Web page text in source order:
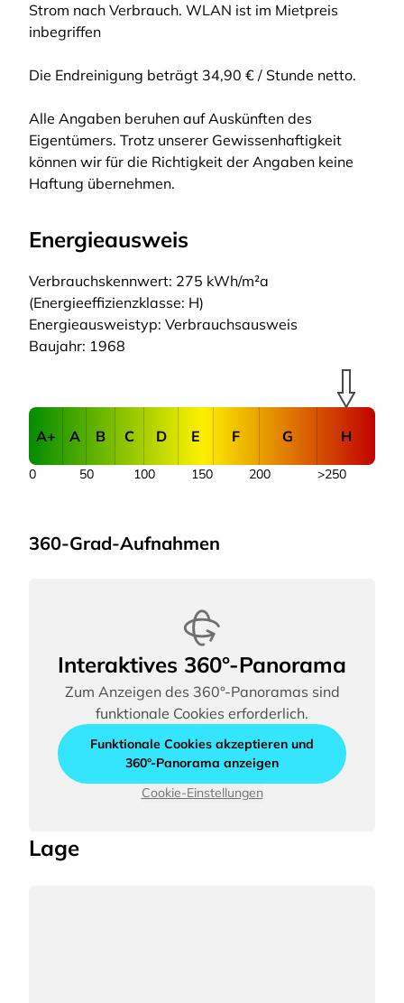
Strom nach Verbrauch. WLAN ist im Mietpreis
inbegriffen
Die Endreinigung beträgt 34,90 € / Stunde netto.
Alle Angaben beruhen auf Auskünften des
Eigentümers. Trotz unserer Gewissenhaftigkeit
können wir für die Richtigkeit der Angaben keine
Haftung übernehmen.
Energieausweis
Verbrauchskennwert: 275 kWh/m²a
(Energieeffizienzklasse: H)
Energieausweistyp: Verbrauchsausweis
Baujahr: 1968
A+ A B C D E F G H
50 100 150 200
0 >250
360-Grad-Aufnahmen
Interaktives 360°-Panorama
Zum Anzeigen des 360°-Panoramas sind
funktionale Cookies erforderlich.
Funktionale Cookies akzeptieren und
360°-Panorama anzeigen
Cookie-Einstellungen
Lage